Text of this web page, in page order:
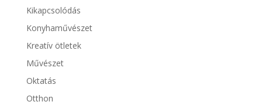
Kikapcsolódás
Konyhaművészet
Kreatív ötletek
Művészet
Oktatás
Otthon